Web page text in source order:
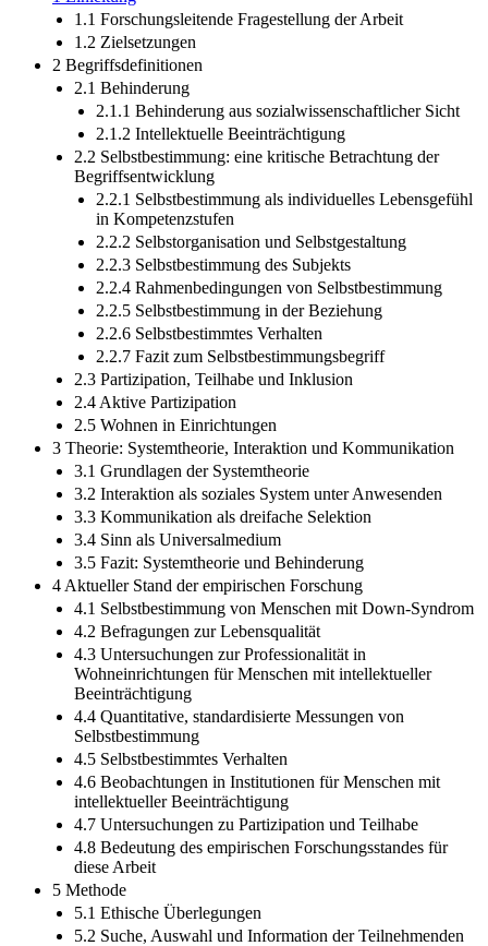
1.1 Forschungsleitende Fragestellung der Arbeit
1.2 Zielsetzungen
2 Begriffsdefinitionen
2.1 Behinderung
2.1.1 Behinderung aus sozialwissenschaftlicher Sicht
2.1.2 Intellektuelle Beeinträchtigung
2.2 Selbstbestimmung: eine kritische Betrachtung der
Begriffsentwicklung
2.2.1 Selbstbestimmung als individuelles Lebensgefühl
in Kompetenzstufen
2.2.2 Selbstorganisation und Selbstgestaltung
2.2.3 Selbstbestimmung des Subjekts
2.2.4 Rahmenbedingungen von Selbstbestimmung
2.2.5 Selbstbestimmung in der Beziehung
2.2.6 Selbstbestimmtes Verhalten
2.2.7 Fazit zum Selbstbestimmungsbegriff
2.3 Partizipation, Teilhabe und Inklusion
2.4 Aktive Partizipation
2.5 Wohnen in Einrichtungen
3 Theorie: Systemtheorie, Interaktion und Kommunikation
3.1 Grundlagen der Systemtheorie
3.2 Interaktion als soziales System unter Anwesenden
3.3 Kommunikation als dreifache Selektion
3.4 Sinn als Universalmedium
3.5 Fazit: Systemtheorie und Behinderung
4 Aktueller Stand der empirischen Forschung
4.1 Selbstbestimmung von Menschen mit Down-Syndrom
4.2 Befragungen zur Lebensqualität
4.3 Untersuchungen zur Professionalität in
Wohneinrichtungen für Menschen mit intellektueller
Beeinträchtigung
4.4 Quantitative, standardisierte Messungen von
Selbstbestimmung
4.5 Selbstbestimmtes Verhalten
4.6 Beobachtungen in Institutionen für Menschen mit
intellektueller Beeinträchtigung
4.7 Untersuchungen zu Partizipation und Teilhabe
4.8 Bedeutung des empirischen Forschungsstandes für
diese Arbeit
5 Methode
5.1 Ethische Überlegungen
5.2 Suche, Auswahl und Information der Teilnehmenden